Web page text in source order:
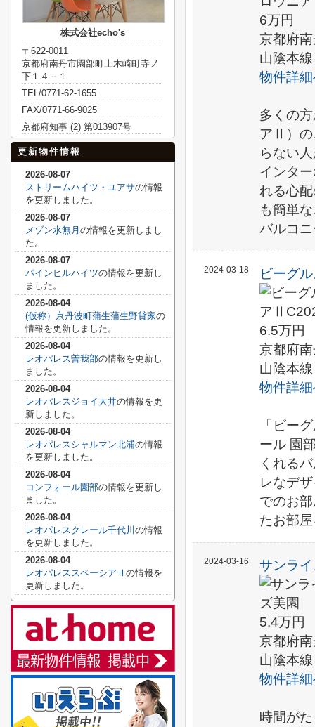
6万円
京都府
山陰本
物件詳
多くの
アⅡ）の
らない
インタ
れる心
も簡単
バルコ
2024-03-18 ビーグ
6.5万円
京都府
山陰本
物件詳
「ビー
ール 園
くれる
レなデ
でのお
たお部
2024-03-16 サンラ
5.4万円
京都府
山陰本
物件詳
時間が
株式会社echo's
〒622-0011
京都府南丹市園部町上木崎町寺ノ
下１４－１
TEL/0771-62-1655
FAX/0771-66-9025
京都府知事 (2) 第013907号
更新物件情報
2026-08-07
ストリームハイツ・ユアサの情報
を更新しました。
2026-08-07
メゾン水無月 の情報を更新しまし
た。
2026-08-07
パインヒルハイツの情報を更新し
ました。
2026-08-04
(仮称）京丹波町蒲生蒲生野貸家の
情報を更新しました。
2026-08-04
レオパレス曽我部の情報を更新し
ました。
2026-08-04
レオパレスジョイ大井の情報を更
新しました。
2026-08-04
レオパレスシャルマン北浦の情報
を更新しました。
2026-08-04
コンフォール園部の情報を更新し
ました。
2026-08-04
レオパレスクレール千代川 の情報
を更新しました。
2026-08-04
レオパレススペーシアⅡ の情報を
更新しました。